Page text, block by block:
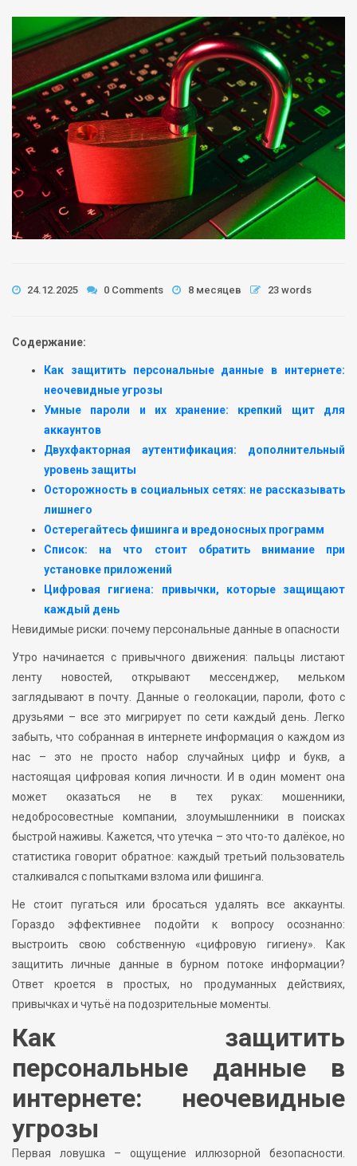
24.12.2025 0 Comments 8 месяцев 23 words
Содержание:
Как защитить персональные данные в интернете:
неочевидные угрозы
Умные пароли и их хранение: крепкий щит для
аккаунтов
Двухфакторная аутентификация: дополнительный
уровень защиты
Осторожность в социальных сетях: не рассказывать
лишнего
Остерегайтесь фишинга и вредоносных программ
Список: на что стоит обратить внимание при
установке приложений
Цифровая гигиена: привычки, которые защищают
каждый день
Невидимые риски: почему персональные данные в опасности
Утро начинается с привычного движения: пальцы листают
ленту новостей, открывают мессенджер, мельком
заглядывают в почту. Данные о геолокации, пароли, фото с
друзьями – все это мигрирует по сети каждый день. Легко
забыть, что собранная в интернете информация о каждом из
нас – это не просто набор случайных цифр и букв, а
настоящая цифровая копия личности. И в один момент она
может оказаться не в тех руках: мошенники,
недобросовестные компании, злоумышленники в поисках
быстрой наживы. Кажется, что утечка – это что-то далёкое, но
статистика говорит обратное: каждый третьий пользователь
сталкивался с попытками взлома или фишинга.
Не стоит пугаться или бросаться удалять все аккаунты.
Гораздо эффективнее подойти к вопросу осознанно:
выстроить свою собственную «цифровую гигиену». Как
защитить личные данные в бурном потоке информации?
Ответ кроется в простых, но продуманных действиях,
привычках и чутьё на подозрительные моменты.
Как защитить
персональные данные в
интернете: неочевидные
угрозы
Первая ловушка – ощущение иллюзорной безопасности.